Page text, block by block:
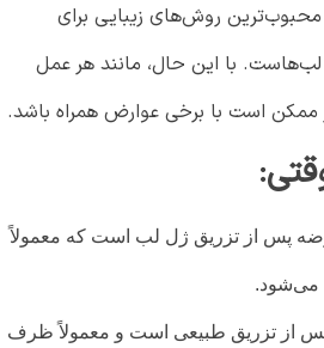
روش‌های زیبایی برای
با این حال، مانند هر عمل
است با برخی عوارض همراه باشد.
پس از تزریق ژل لب است که معمولاً
تزریق طبیعی است و معمولاً ظرف